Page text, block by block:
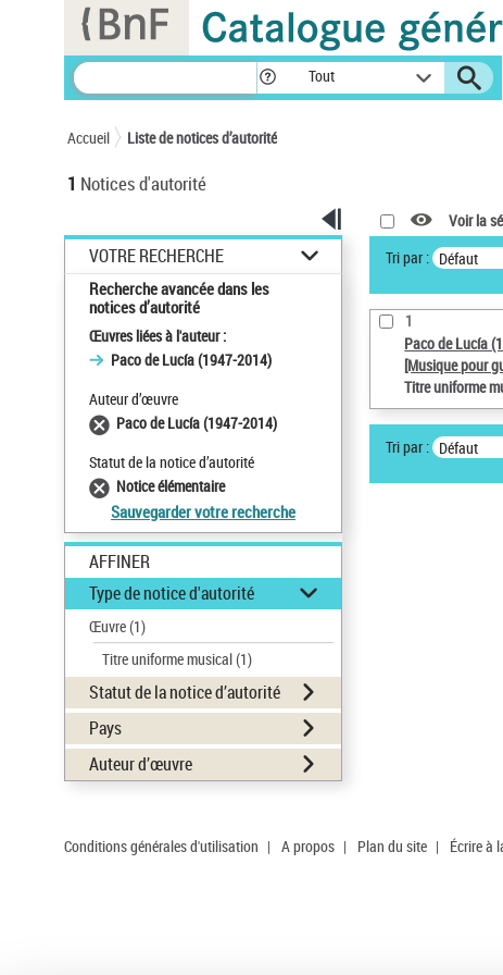
Tout
Accueil Liste de notices d’autorité
1 Notices d'autorité
VOTRE RECHERCHE
Recherche avancée dans les
notices d’autorité
Œuvres liées à l'auteur :
Paco de Lucía (1947-2014)
Auteur d’œuvre
Paco de Lucía (1947-2014)
Statut de la notice d’autorité
Notice élémentaire
Sauvegarder votre recherche
AFFINER
Type de notice d'autorité
Œuvre(1)
Titre uniforme musical(1)
Statut de la notice d’autorité
Pays
Auteur d’œuvre
Voir la
Tri par : Défaut
1
Paco de Lucía
[Musique pour
Titre uniforme
Tri par : Défaut
Conditions générales d'utilisation | A propos | Plan du site | Écrire à
Panneau de gestion des cookies